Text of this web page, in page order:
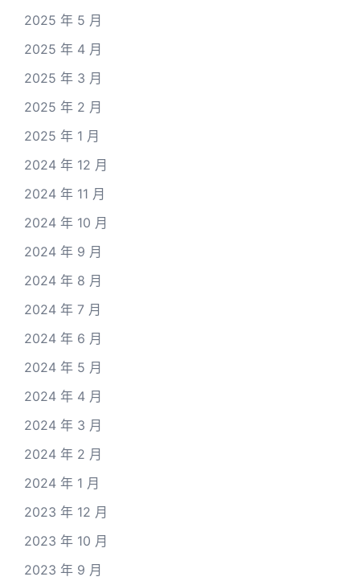
2025 年 5 月
2025 年 4 月
2025 年 3 月
2025 年 2 月
2025 年 1 月
2024 年 12 月
2024 年 11 月
2024 年 10 月
2024 年 9 月
2024 年 8 月
2024 年 7 月
2024 年 6 月
2024 年 5 月
2024 年 4 月
2024 年 3 月
2024 年 2 月
2024 年 1 月
2023 年 12 月
2023 年 10 月
2023 年 9 月